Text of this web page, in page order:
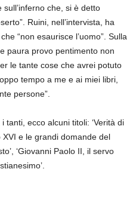
che, si è detto
Ruini, nell’intervista, ha
“non esaurisce l’uomo”. Sulla
paura provo pentimento non
le tante cose che avrei potuto
tempo a me e ai miei libri,
persone”.
tanti, ecco alcuni titoli: ‘Verità di
XVI e le grandi domande del
‘Giovanni Paolo II, il servo